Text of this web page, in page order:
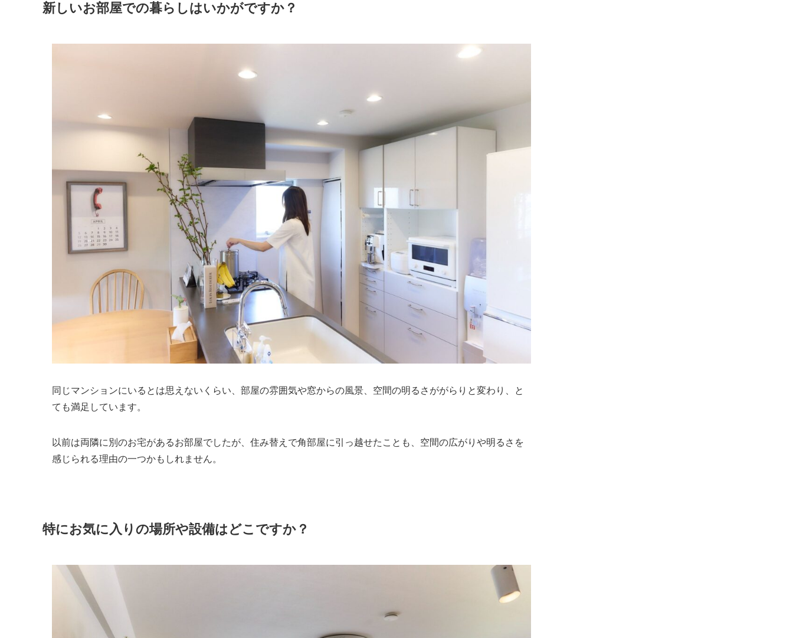
新しいお部屋での暮らしはいかがですか？
同じマンションにいるとは思えないくらい、部屋の雰囲気や窓からの風景、空間の明るさががらりと変わり、と
ても満足しています。
以前は両隣に別のお宅があるお部屋でしたが、住み替えで角部屋に引っ越せたことも、空間の広がりや明るさを
感じられる理由の一つかもしれません。
特にお気に入りの場所や設備はどこですか？